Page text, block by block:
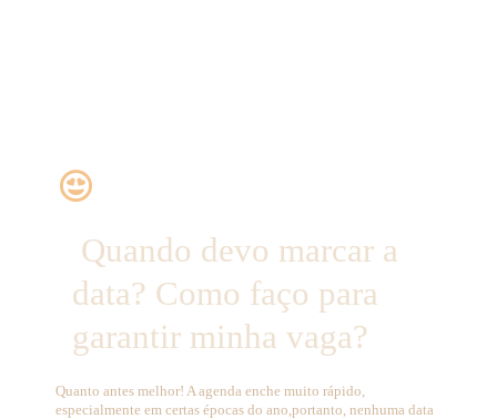
Quando devo marcar a
data? Como faço para
garantir minha vaga?
Quanto antes melhor! A agenda enche muito rápido,
especialmente em certas épocas do ano,portanto, nenhuma data